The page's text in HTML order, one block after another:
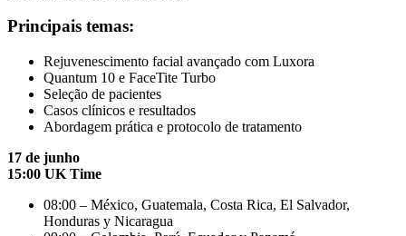
Principais temas:
Rejuvenescimento facial avançado com Luxora
Quantum 10 e FaceTite Turbo
Seleção de pacientes
Casos clínicos e resultados
Abordagem prática e protocolo de tratamento
17 de junho
15:00 UK Time
08:00 – México, Guatemala, Costa Rica, El Salvador,
Honduras y Nicaragua